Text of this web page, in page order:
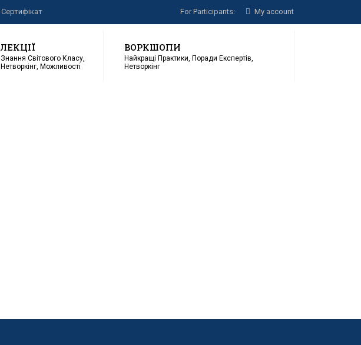
Сертифікат For Participants: My account
ЛЕКЦІЇ
Знання Світового Класу,
Нетворкінг, Можливості
ВОРКШОПИ
Найкращі Практики, Поради Експертів,
Нетворкінг